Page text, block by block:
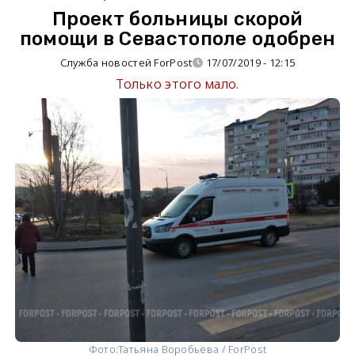
Проект больницы скорой
помощи в Севастополе одобрен
Служба новостей ForPost 17/07/2019 - 12:15
Только этого мало.
Фото:Татьяна Воробьёва / ForPost